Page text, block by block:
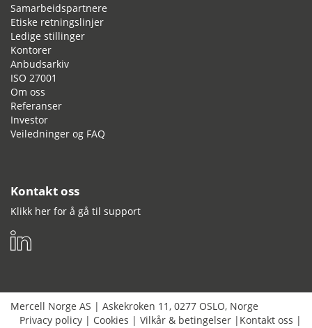
Samarbeidspartnere
Etiske retningslinjer
Ledige stillinger
Kontorer
Anbudsarkiv
ISO 27001
Om oss
Referanser
Investor
Veiledninger og FAQ
Kontakt oss
Klikk her for å gå til support
Mercell Norge AS | Askekroken 11, 0277 OSLO, Norge
Privacy policy | Cookies | Vilkår & betingelser | Kontakt oss |